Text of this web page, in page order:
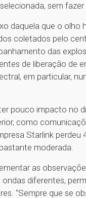
sem fazer
daquela que o
coletados pelo
das
de liberação de
em particular,
pouco impacto no
como
Starlink
moderada.
as
diferentes,
“Sempre que se